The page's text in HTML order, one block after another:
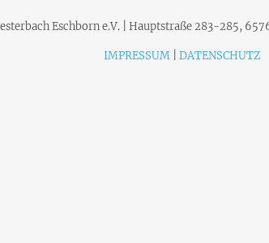
Eschborn e.V. | Hauptstraße 283-285,
IMPRESSUM| DATENSCHUTZ